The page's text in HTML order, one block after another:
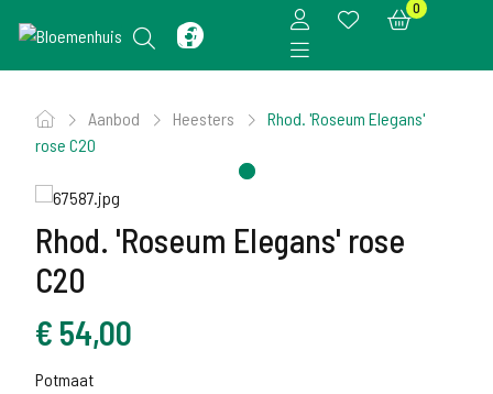
0
Aanbod Heesters
Rhod. 'Roseum Elegans'
rose C20
Rhod. 'Roseum Elegans' rose
C20
€ 54,00
Potmaat